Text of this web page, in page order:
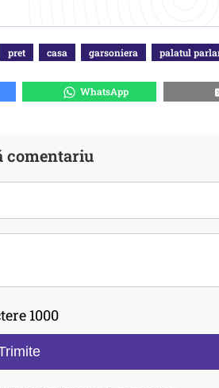
pret casa garsoniera palatul
WhatsApp
comentariu
1000